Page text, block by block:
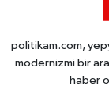
politikam.com,
modernizmi bir
haber